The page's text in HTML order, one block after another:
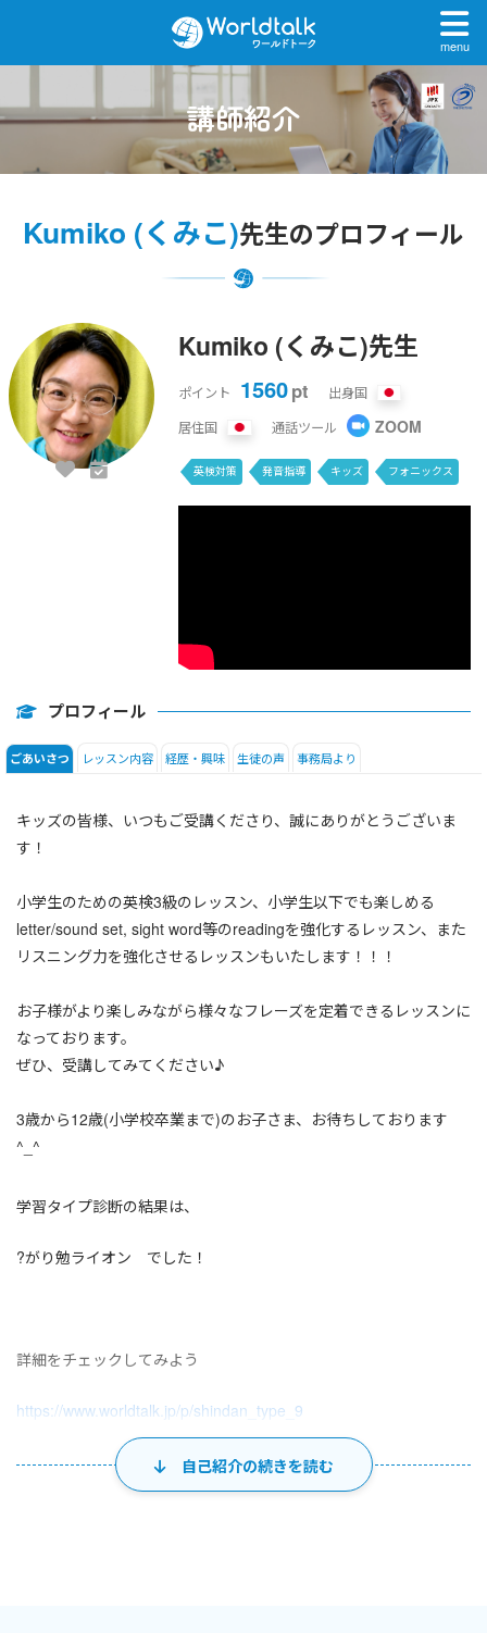
menu
講師紹介
Kumiko (くみこ)先生のプロフィール
Kumiko (くみこ)先生
ポイント 1560pt
出身国
居住国
通話ツール ZOOM
英検対策 発音指導 キッズ フォニックス
日常会話 日本語
プロフィール
ごあいさつ レッスン内容 経歴・興味 生徒の声 事務局より
キッズの皆様、いつもご受講くださり、誠にありがとうございま
す！
小学生のための英検3級のレッスン、小学生以下でも楽しめる
letter/sound set, sight word等のreadingを強化するレッスン、また
リスニング力を強化させるレッスンもいたします！！！
お子様がより楽しみながら様々なフレーズを定着できるレッスンに
なっております。
ぜひ、受講してみてください♪
3歳から12歳(小学校卒業まで)のお子さま、お待ちしております
^_^
学習タイプ診断の結果は、
?がり勉ライオン でした！
詳細をチェックしてみよう
https://www.worldtalk.jp/p/shindan_type_9
自己紹介の続きを読む